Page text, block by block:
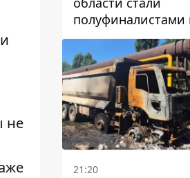
не
Global Teacher
2026
21:20